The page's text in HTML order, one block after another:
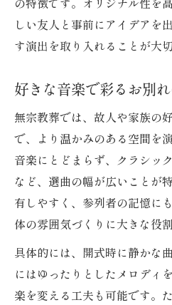
しい友人と事前にアイデアを
す演出を取り入れることが大切
好きな音楽で彩るお別
無宗教葬では、故人や家族の
で、より温かみのある空間を
音楽にとどまらず、クラシッ
など、選曲の幅が広いことが
有しやすく、参列者の記憶に
体の雰囲気づくりに大きな役
具体的には、開式時に静かな
にはゆったりとしたメロディ
楽を変える工夫も可能です。